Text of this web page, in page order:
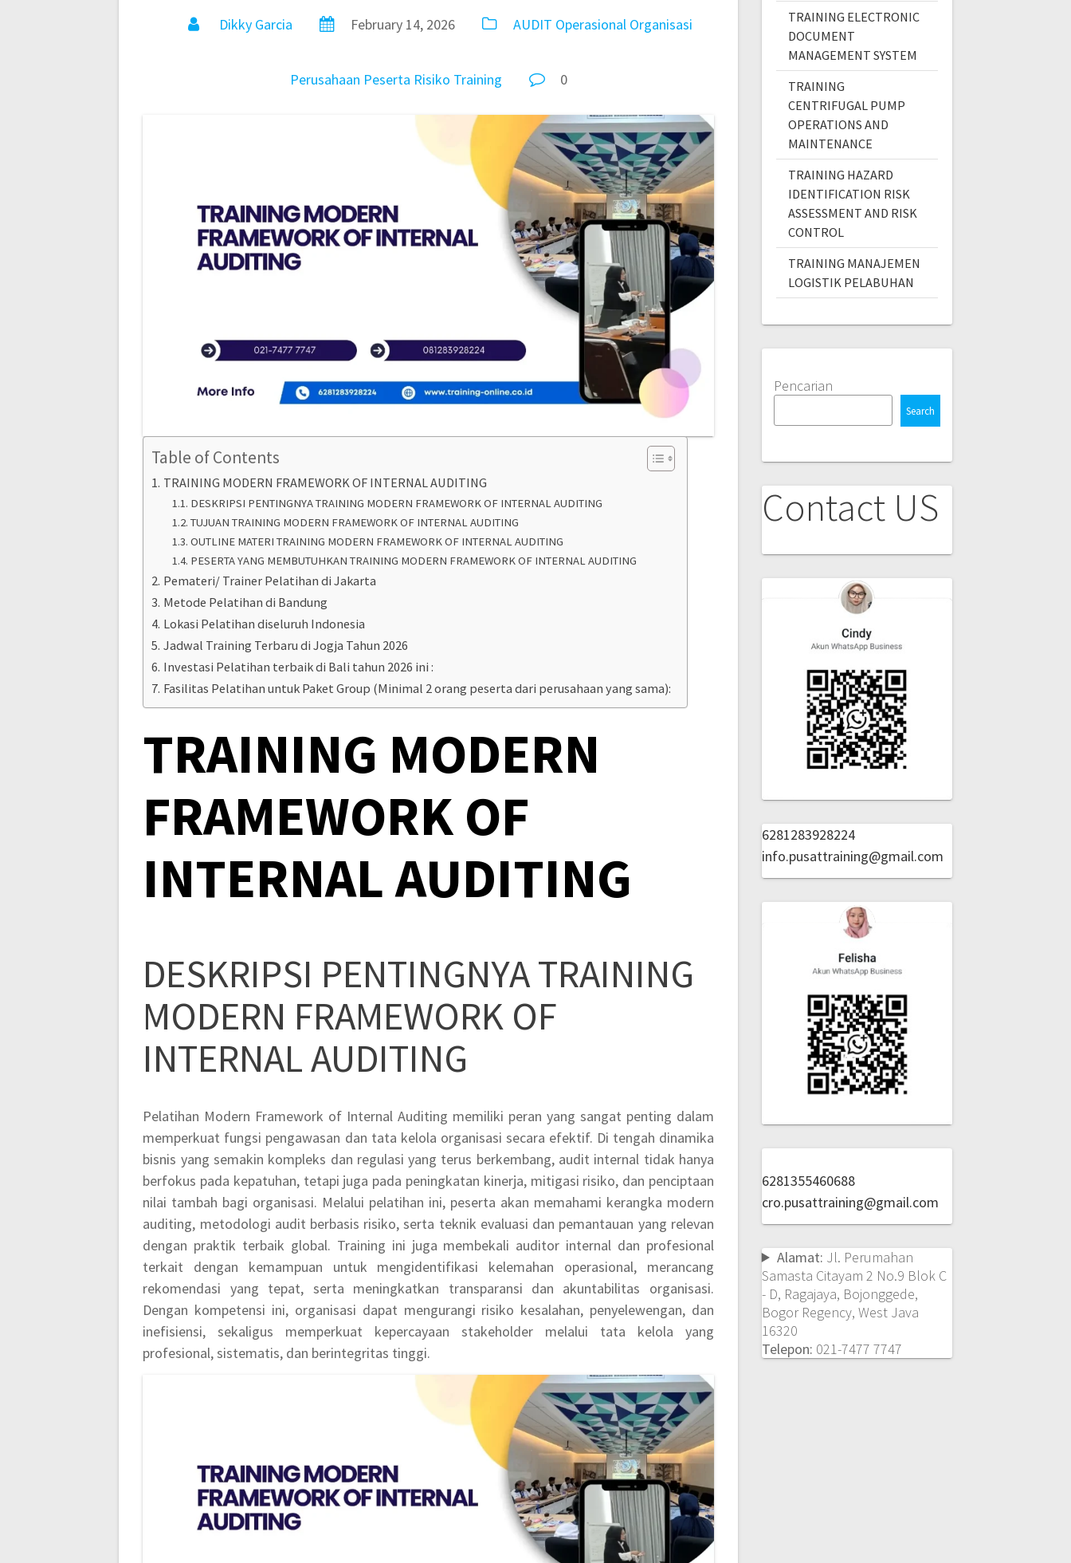
Dikky Garcia February 14, 2026 AUDIT Operasional Organisasi
Perusahaan Peserta Risiko Training 0
Table of Contents
TRAINING MODERN FRAMEWORK OF INTERNAL AUDITING
DESKRIPSI PENTINGNYA TRAINING MODERN FRAMEWORK OF INTERNAL AUDITING
TUJUAN TRAINING MODERN FRAMEWORK OF INTERNAL AUDITING
OUTLINE MATERI TRAINING MODERN FRAMEWORK OF INTERNAL AUDITING
PESERTA YANG MEMBUTUHKAN TRAINING MODERN FRAMEWORK OF INTERNAL AUDITING
Pemateri/ Trainer Pelatihan di Jakarta
Metode Pelatihan di Bandung
Lokasi Pelatihan diseluruh Indonesia
Jadwal Training Terbaru di Jogja Tahun 2026
Investasi Pelatihan terbaik di Bali tahun 2026 ini :
Fasilitas Pelatihan untuk Paket Group (Minimal 2 orang peserta dari perusahaan yang sama):
TRAINING MODERN
FRAMEWORK OF
INTERNAL AUDITING
DESKRIPSI PENTINGNYA TRAINING
MODERN FRAMEWORK OF
INTERNAL AUDITING
Pelatihan Modern Framework of Internal Auditing memiliki peran yang sangat penting dalam
memperkuat fungsi pengawasan dan tata kelola organisasi secara efektif. Di tengah dinamika
bisnis yang semakin kompleks dan regulasi yang terus berkembang, audit internal tidak hanya
berfokus pada kepatuhan, tetapi juga pada peningkatan kinerja, mitigasi risiko, dan penciptaan
nilai tambah bagi organisasi. Melalui pelatihan ini, peserta akan memahami kerangka modern
auditing, metodologi audit berbasis risiko, serta teknik evaluasi dan pemantauan yang relevan
dengan praktik terbaik global. Training ini juga membekali auditor internal dan profesional
terkait dengan kemampuan untuk mengidentifikasi kelemahan operasional, merancang
rekomendasi yang tepat, serta meningkatkan transparansi dan akuntabilitas organisasi.
Dengan kompetensi ini, organisasi dapat mengurangi risiko kesalahan, penyelewengan, dan
inefisiensi, sekaligus memperkuat kepercayaan stakeholder melalui tata kelola yang
profesional, sistematis, dan berintegritas tinggi.
TRAINING ELECTRONIC
DOCUMENT
MANAGEMENT SYSTEM
TRAINING
CENTRIFUGAL PUMP
OPERATIONS AND
MAINTENANCE
TRAINING HAZARD
IDENTIFICATION RISK
ASSESSMENT AND RISK
CONTROL
TRAINING MANAJEMEN
LOGISTIK PELABUHAN
Pencarian
Search
Contact US
6281283928224
info.pusattraining@gmail.com
6281355460688
cro.pusattraining@gmail.com
Alamat: Jl. Perumahan
Samasta Citayam 2 No.9 Blok C
- D, Ragajaya, Bojonggede,
Bogor Regency, West Java
16320
Telepon: 021-7477 7747